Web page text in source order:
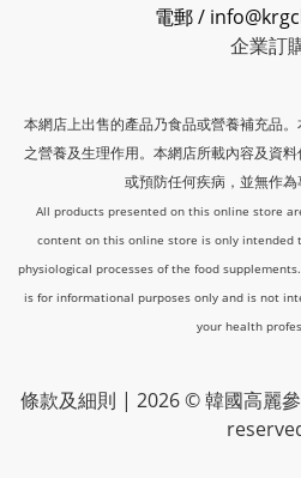
電郵 /
企業訂
本網店上出售的產品乃食品或營養補充品
之營養及生理作用。本網店所載內容及資
或預防任何疾病，並無作為
All products presented on this online store
content on this online store is only
physiological processes of the food
is for informational purposes only and is not
your health
條款及細則 | 2026 © 韓國高麗